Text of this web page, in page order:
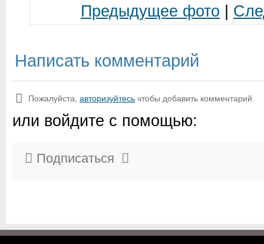
Предыдущее фото
Написать комментарий
Пожалуйста, авторизуйтесь чтобы добавить комментарий.
или войдите с помощью:
Подписаться